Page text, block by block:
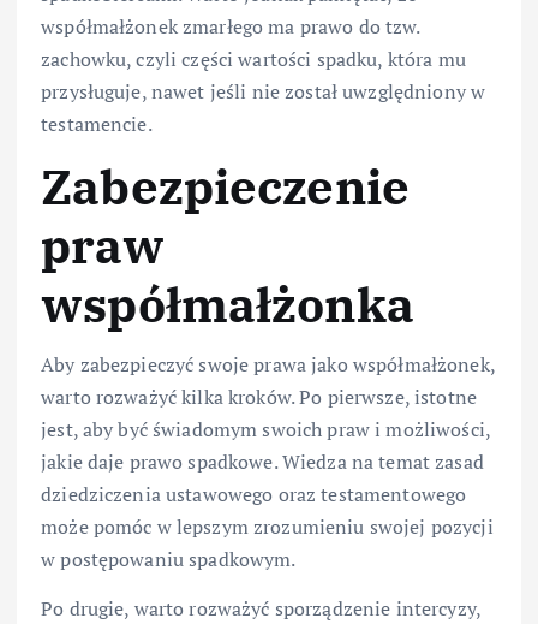
współmałżonek zmarłego ma prawo do tzw.
zachowku, czyli części wartości spadku, która mu
przysługuje, nawet jeśli nie został uwzględniony w
testamencie.
Zabezpieczenie
praw
współmałżonka
Aby zabezpieczyć swoje prawa jako współmałżonek,
warto rozważyć kilka kroków. Po pierwsze, istotne
jest, aby być świadomym swoich praw i możliwości,
jakie daje prawo spadkowe. Wiedza na temat zasad
dziedziczenia ustawowego oraz testamentowego
może pomóc w lepszym zrozumieniu swojej pozycji
w postępowaniu spadkowym.
Po drugie, warto rozważyć sporządzenie intercyzy,